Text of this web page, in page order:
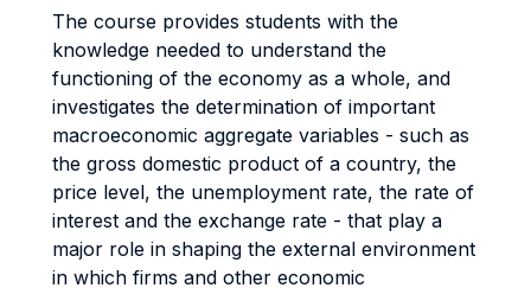
The course provides students with the
knowledge needed to understand the
functioning of the economy as a whole, and
investigates the determination of important
macroeconomic aggregate variables - such as
the gross domestic product of a country, the
price level, the unemployment rate, the rate of
interest and the exchange rate - that play a
major role in shaping the external environment
in which firms and other economic